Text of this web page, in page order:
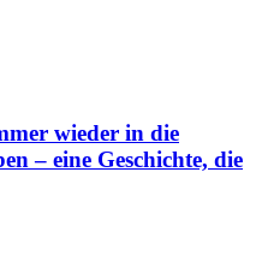
wieder in die
– eine Geschichte, die